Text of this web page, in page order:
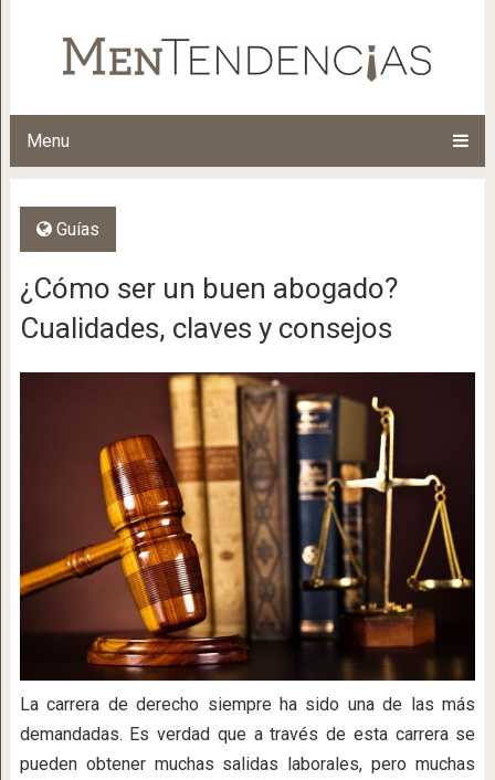
Menu
Guías
¿Cómo ser un buen abogado?
Cualidades, claves y consejos
La carrera de derecho siempre ha sido una de las más
demandadas. Es verdad que a través de esta carrera se
pueden obtener muchas salidas laborales, pero muchas